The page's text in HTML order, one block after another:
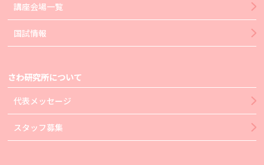
講座会場一覧
国試情報
さわ研究所について
代表メッセージ
スタッフ募集